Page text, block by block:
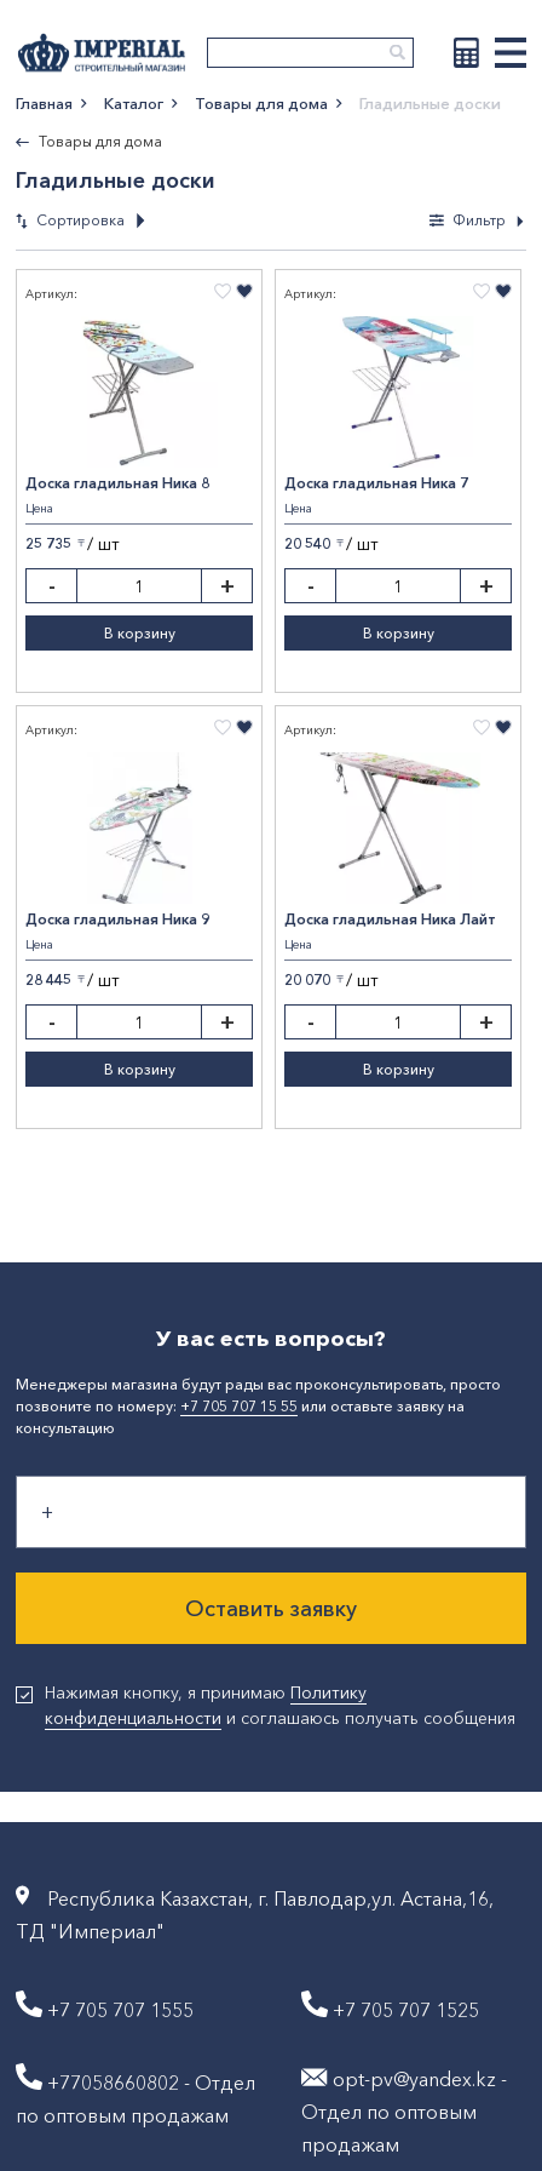
Главная Каталог Товары для дома Гладильные доски
Товары для дома
Гладильные доски
Фильтр
Сортировка
По возрастанию
По убыванию цены
По наименованию
СтранаПроисхождения
РОССИЯ 4
Ника Показать результаты
Сбросить фильтры
Артикул:
Доска гладильная Ника 8
Цена
25 735 〒 / шт
- +
В корзину
Артикул:
Доска гладильная Ника 7
Цена
20 540 〒 / шт
- +
В корзину
Артикул:
Доска гладильная Ника 9
Цена
28 445 〒 / шт
- +
В корзину
Артикул:
Доска гладильная Ника Лайт
Цена
20 070 〒 / шт
- +
В корзину
У вас есть вопросы?
Менеджеры магазина будут рады вас проконсультировать, просто
позвоните по номеру: +7 705 707 15 55 или оставьте заявку на
консультацию
Оставить заявку
Нажимая кнопку, я принимаю Политику
конфиденциальности и соглашаюсь получать сообщения
Республика Казахстан, г. Павлодар,ул. Астана,16,
ТД "Империал"
+7 705 707 1555 +7 705 707 1525
+77058660802 - Отдел
по оптовым продажам
opt-pv@yandex.kz -
Отдел по оптовым
продажам